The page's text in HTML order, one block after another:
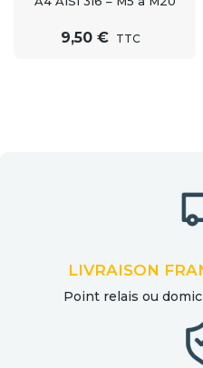
9,50 € TTC
LIVRAISON
Point relais ou